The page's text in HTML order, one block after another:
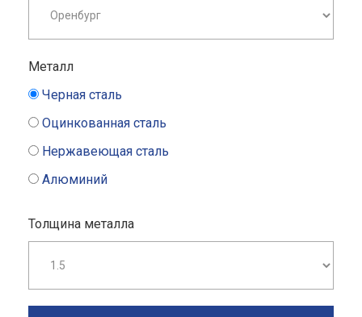
Металл
Черная сталь
Оцинкованная сталь
Нержавеющая сталь
Алюминий
Толщина металла